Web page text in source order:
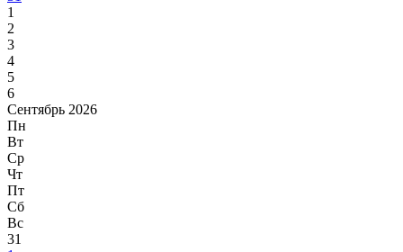
1
2
3
4
5
6
Сентябрь 2026
Пн
Вт
Ср
Чт
Пт
Сб
Вс
31